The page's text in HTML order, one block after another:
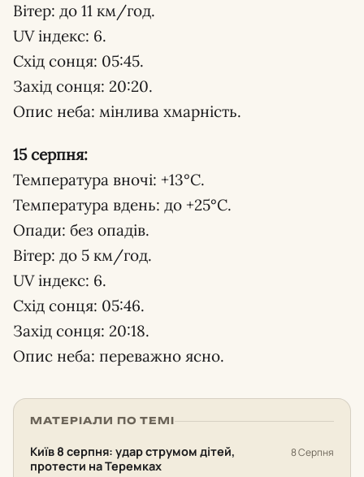
Вітер: до 11 км/год.
UV індекс: 6.
Схід сонця: 05:45.
Захід сонця: 20:20.
Опис неба: мінлива хмарність.
15 серпня:
Температура вночі: +13°С.
Температура вдень: до +25°С.
Опади: без опадів.
Вітер: до 5 км/год.
UV індекс: 6.
Схід сонця: 05:46.
Захід сонця: 20:18.
Опис неба: переважно ясно.
МАТЕРІАЛИ ПО ТЕМІ
Київ 8 серпня: удар струмом дітей,
протести на Теремках
8 Серпня